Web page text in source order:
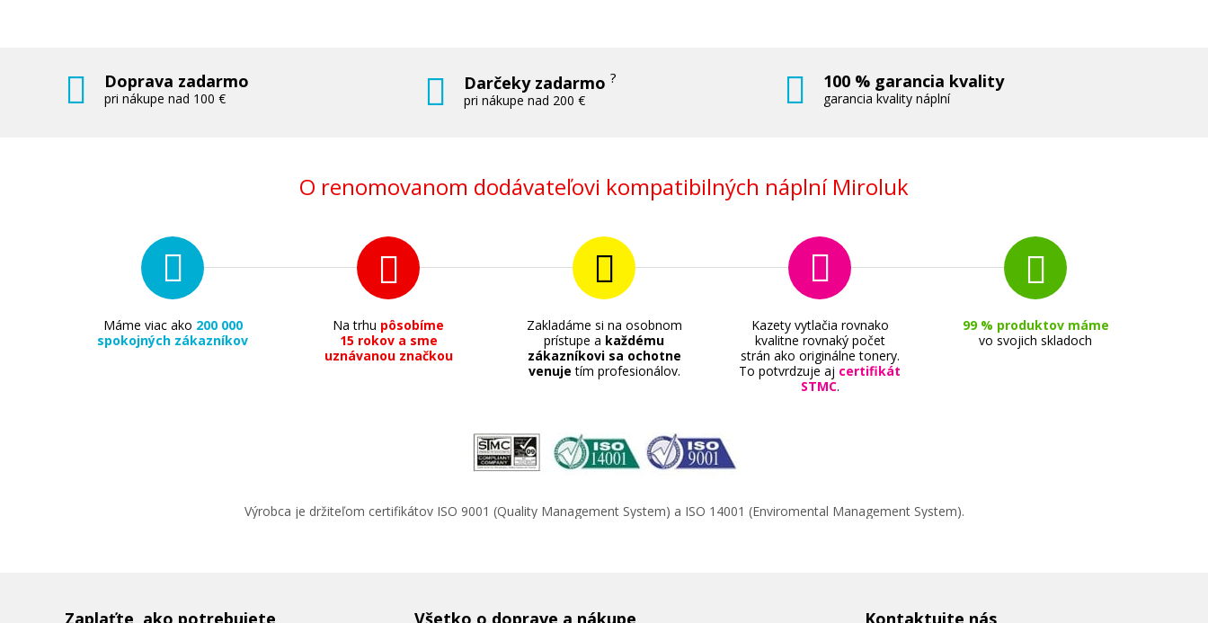
Doprava zadarmo
pri nákupe nad 100 €
Darčeky zadarmo?
pri nákupe nad 200 €
100 % garancia kvality
garancia kvality náplní
O renomovanom dodávateľovi kompatibilných náplní Miroluk
Máme viac ako 200 000
spokojných zákazníkov
Na trhu pôsobíme
15 rokov a sme
uznávanou značkou
Zakladáme si na osobnom
prístupe a každému
zákazníkovi sa ochotne
venuje tím profesionálov.
Kazety vytlačia rovnako
kvalitne rovnaký počet
strán ako originálne tonery.
To potvrdzuje aj certifikát
STMC.
99 % produktov máme
vo svojich skladoch
Výrobca je držiteľom certifikátov ISO 9001 (Quality Management System) a ISO 14001 (Enviromental Management System).
Zaplaťte, ako potrebujete Všetko o doprave a nákupe Kontaktujte nás